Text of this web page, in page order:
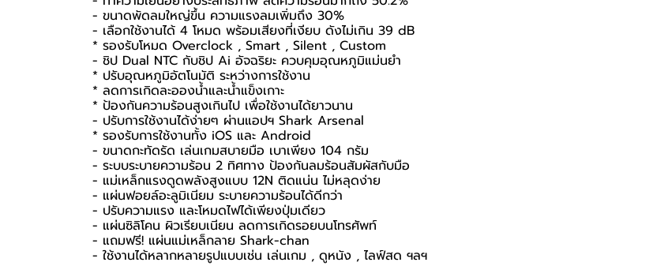
- ขนาดพัดลมใหญ่ขึ้น ความแรงลมเพิ่มถึง 30%
- เลือกใช้งานได้ 4 โหมด พร้อมเสียงที่เงียบ ดังไม่เกิน 39 dB
* รองรับโหมด Overclock , Smart , Silent , Custom
- ชิป Dual NTC กับชิป Ai อัจฉริยะ ควบคุมอุณหภูมิแม่นยำ
* ปรับอุณหภูมิอัตโนมัติ ระหว่างการใช้งาน
* ลดการเกิดละอองน้ำและน้ำแข็งเกาะ
* ป้องกันความร้อนสูงเกินไป เพื่อใช้งานได้ยาวนาน
- ปรับการใช้งานได้ง่ายๆ ผ่านแอปฯ Shark Arsenal
* รองรับการใช้งานทั้ง iOS และ Android
- ขนาดกะทัดรัด เล่นเกมสบายมือ เบาเพียง 104 กรัม
- ระบบระบายความร้อน 2 ทิศทาง ป้องกันลมร้อนสัมผัสกับมือ
- แม่เหล็กแรงดูดพลังสูงแบบ 12N ติดแน่น ไม่หลุดง่าย
- แผ่นฟอยล์อะลูมิเนียม ระบายความร้อนได้ดีกว่า
- ปรับความแรง และโหมดไฟได้เพียงปุ่มเดียว
- แผ่นซิลิโคน ผิวเรียบเนียน ลดการเกิดรอยบนโทรศัพท์
- แถมฟรี! แผ่นแม่เหล็กลาย Shark-chan
- ใช้งานได้หลากหลายรูปแบบเช่น เล่นเกม , ดูหนัง , ไลฟ์สด ฯลฯ